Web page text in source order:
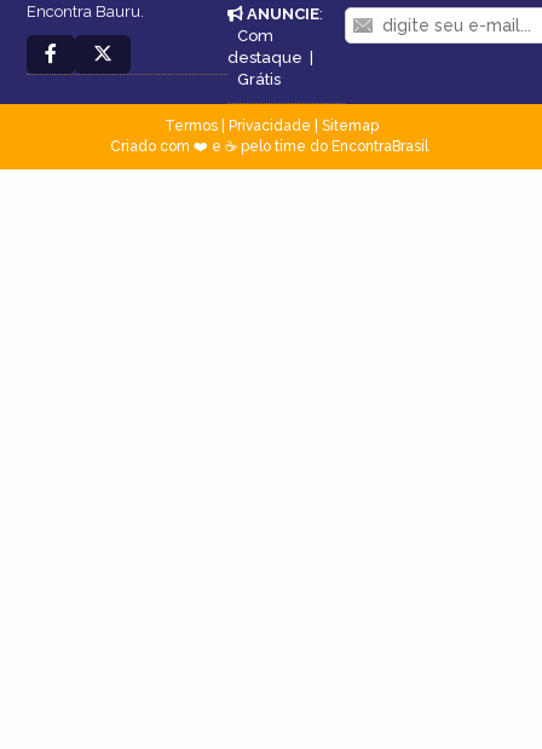
Encontra Bauru.
ANUNCIE:
Com
destaque |
Grátis
Termos| Privacidade
Sitemap
Criado com ❤️ e ☕ pelo time do EncontraBrasil